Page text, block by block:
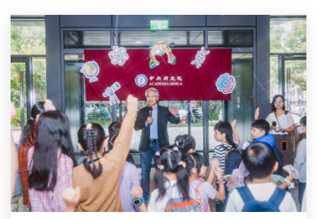
廖
俊
智
院
長
開
場
致
詞